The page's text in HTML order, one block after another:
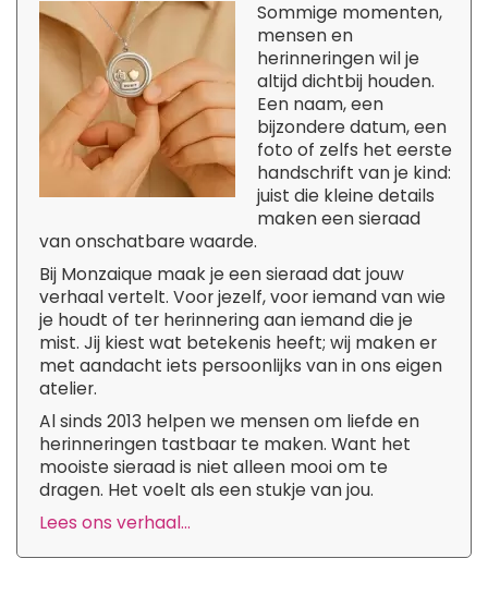
Sommige momenten,
mensen en
herinneringen wil je
altijd dichtbij houden.
Een naam, een
bijzondere datum, een
foto of zelfs het eerste
handschrift van je kind:
juist die kleine details
maken een sieraad
van onschatbare waarde.
Bij Monzaique maak je een sieraad dat jouw
verhaal vertelt. Voor jezelf, voor iemand van wie
je houdt of ter herinnering aan iemand die je
mist. Jij kiest wat betekenis heeft; wij maken er
met aandacht iets persoonlijks van in ons eigen
atelier.
Al sinds 2013 helpen we mensen om liefde en
herinneringen tastbaar te maken. Want het
mooiste sieraad is niet alleen mooi om te
dragen. Het voelt als een stukje van jou.
Lees ons verhaal...